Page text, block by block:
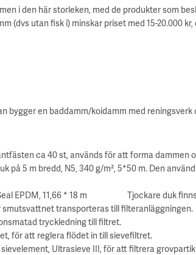
i den här storleken, med de produkter som
(dvs utan fisk i) minskar priset med 15-20.000
bygger en baddamm/koidamm med
ca 40 st, används för att forma dammen
på 5 m bredd, N5, 340 g/m², 5*50 m. Den
Seal EPDM, 11,66 * 18 m Tjockare duk
smutsvattnet transporteras till filteranläggningen.
tryckledning till filtret.
för att reglera flödet in till sievefiltret.
Ultrasieve III, för att filtrera